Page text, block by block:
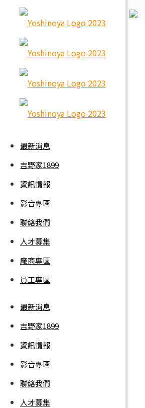
最新消息
吉野家1899
資訊情報
影音專區
聯絡我們
人才募集
廠商專區
員工專區
最新消息
吉野家1899
資訊情報
影音專區
聯絡我們
人才募集